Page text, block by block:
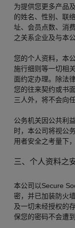
为提供您更多产品
的姓名、性别、联
址、会员点数、消
之关系企业及与本
您的个人资料，本
施行细则等一切相
面约定办理。除法
您的往来契约或书
三人外，将不会向
公务机关因公共利
时，本公司将视公
用者安全之考量下
三、个人资料之
本公司以Secure
密，并已加装防火
及一切未经授权的
保您的密码不会遭